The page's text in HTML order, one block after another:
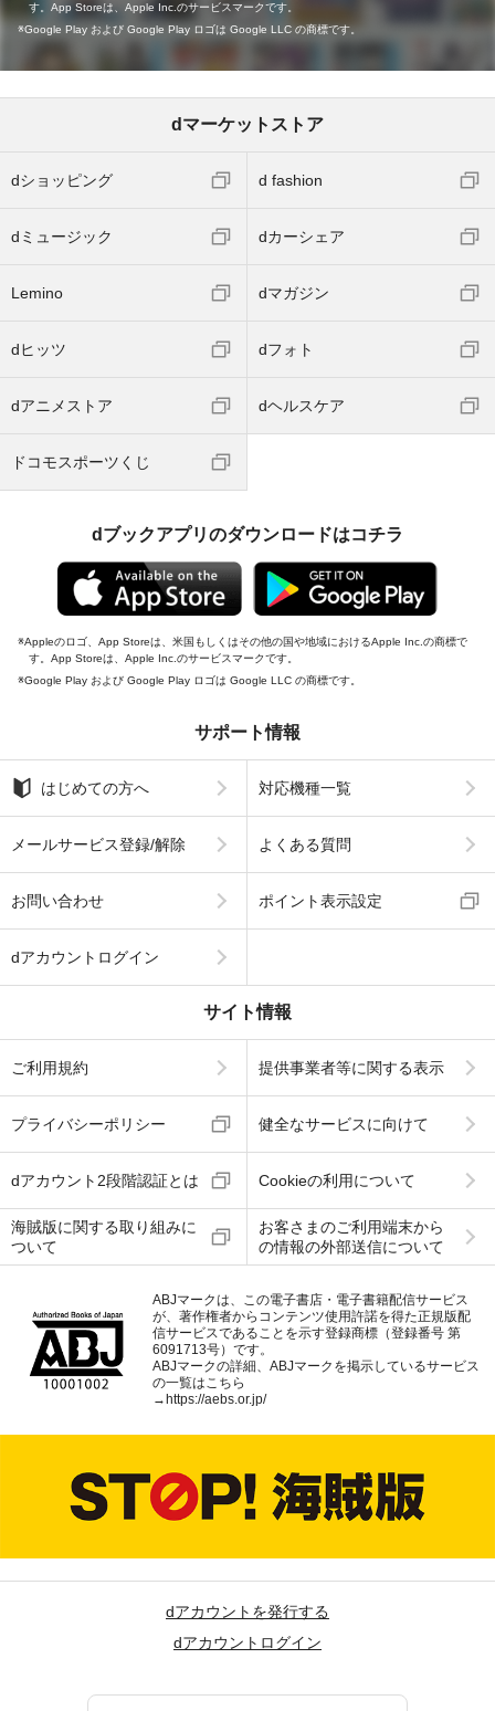
す。App Storeは、Apple Inc.のサービスマークです。
Google Play および Google Play ロゴは Google LLC の商標です。
dマーケットストア
dショッピング d fashion
dミュージック dカーシェア
Lemino dマガジン
dヒッツ dフォト
dアニメストア dヘルスケア
ドコモスポーツくじ
dブックアプリのダウンロードはコチラ
Appleのロゴ、App Storeは、米国もしくはその他の国や地域におけるApple Inc.の商標で
す。App Storeは、Apple Inc.のサービスマークです。
Google Play および Google Play ロゴは Google LLC の商標です。
サポート情報
はじめての方へ 対応機種一覧
メールサービス登録/解除 よくある質問
お問い合わせ ポイント表示設定
dアカウントログイン
サイト情報
ご利用規約 提供事業者等に関する表示
プライバシーポリシー 健全なサービスに向けて
dアカウント2段階認証とは Cookieの利用について
海賊版に関する取り組みに
ついて
お客さまのご利用端末から
の情報の外部送信について
ABJマークは、この電子書店・電子書籍配信サービス
が、著作権者からコンテンツ使用許諾を得た正規版配
信サービスであることを示す登録商標（登録番号 第
6091713号）です。
ABJマークの詳細、ABJマークを掲示しているサービス
の一覧はこちら
→ https://aebs.or.jp/
dアカウントを発行する
dアカウントログイン